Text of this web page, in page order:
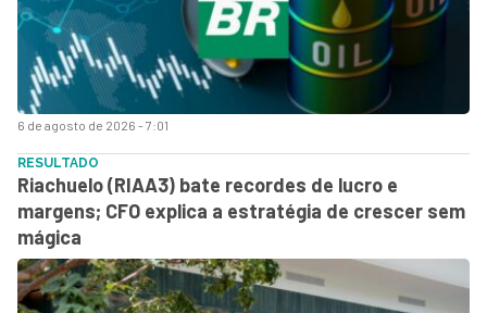
6 de agosto de 2026 - 7:01
RESULTADO
Riachuelo (RIAA3) bate recordes de lucro e
margens; CFO explica a estratégia de crescer sem
mágica